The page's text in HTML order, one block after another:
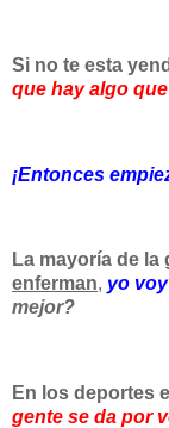
Si no te esta
que hay algo
¡Entonces
La mayoría de la
enferman, yo voy
mejor?
En los deportes
gente se da por